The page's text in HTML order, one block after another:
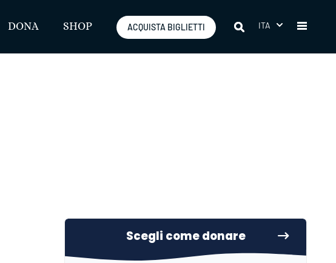
DONA SHOP ACQUISTA BIGLIETTI ITA